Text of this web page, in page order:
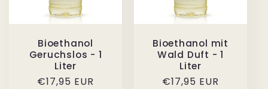
Bioethanol
Geruchslos - 1
Liter
Normaler
€17,95 EUR
Bioethanol mit
Wald Duft - 1
Liter
Normaler
€17,95 EUR